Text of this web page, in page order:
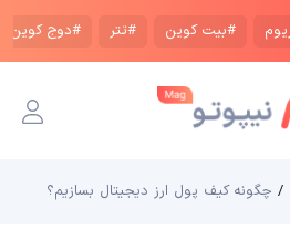
#بیت کوین #تتر #دوج کوین
/ چگونه کیف پول ارز دیجیتال بسازیم؟